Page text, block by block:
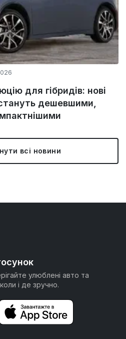
для гібридів: нові
стануть дешевшими,
всі новини
улюблені авто та
і де зручно.